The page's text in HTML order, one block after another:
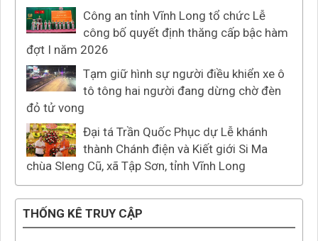
Công an tỉnh Vĩnh Long tổ chức Lễ
công bố quyết định thăng cấp bậc hàm
đợt I năm 2026
Tạm giữ hình sự người điều khiển xe ô
tô tông hai người đang dừng chờ đèn
đỏ tử vong
Đại tá Trần Quốc Phục dự Lễ khánh
thành Chánh điện và Kiết giới Si Ma
chùa Sleng Cũ, xã Tập Sơn, tỉnh Vĩnh Long
THỐNG KÊ TRUY CẬP